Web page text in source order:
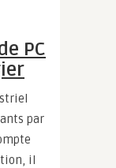
PC
par
il